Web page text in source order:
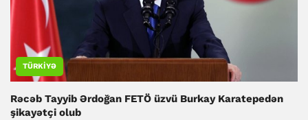
TÜRKIYƏ
Rəcəb Tayyib Ərdoğan FETÖ üzvü Burkay Karatepedən
şikayətçi olub